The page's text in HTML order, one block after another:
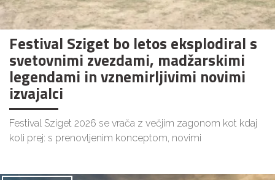
Festival Sziget bo letos eksplodiral s
svetovnimi zvezdami, madžarskimi
legendami in vznemirljivimi novimi
izvajalci
Festival Sziget 2026 se vrača z večjim zagonom kot kdaj
koli prej: s prenovljenim konceptom, novimi